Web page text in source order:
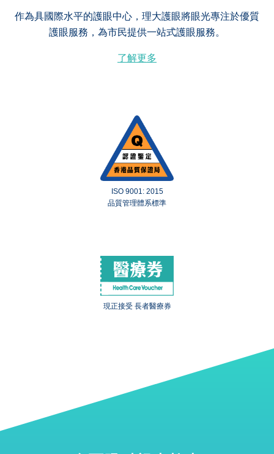
作為具國際水平的護眼中心，理大護眼將眼光專注於優質
護眼服務，為市民提供一站式護眼服務。
了解更多
ISO 9001: 2015
品質管理體系標準
現正接受 長者醫療券